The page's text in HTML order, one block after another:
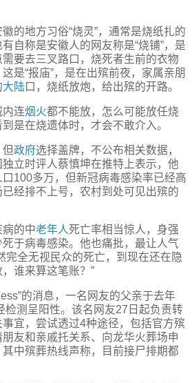
的地方习俗“烧灵”，通常是烧纸扎的
自称是安徽人的网友称是“烧铺”，是
要去三叉路口，烧死者生前的衣物
是“报庙”，是在出殡前夜，家属亲朋
大陆口，烧纸放炮，给出殡的开路。
连烟火都不能放，怎么可能放任烧
是在烧遗体时，才会不敢介入。
政府选择盖牌，不公布相关数据，
立时评人蔡慎坤在推特上表示，他
100多万，但新冠病毒感染率已经高
经排不上号，农村到处可见出殡的
的中老年人死亡率相当惊人，身强
于病毒感染。他也痛批，最让人气
完全无视民众的死亡，到现在还在隐
谁来算这笔账？”
的消息，一名网友的父亲于去年
检测呈阳性。该名网友27日起负责转
宜，尝试透过4种途径，包括官方殡
友和亲戚托关系、向龙华火葬场申
中殡葬热线声称，目前接尸排期都